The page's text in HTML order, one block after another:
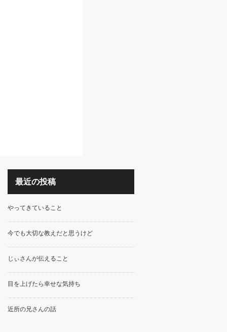
最近の投稿
やってきていること
今でも大切な教えだと思うけど
じぃさんが伝えること
目を上げたら幸せな気持ち
近所の兄さんの話